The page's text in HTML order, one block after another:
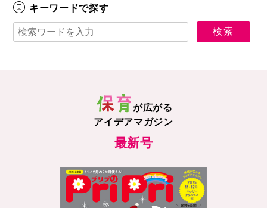
キーワードで探す
が広がる
アイデアマガジン
最新号